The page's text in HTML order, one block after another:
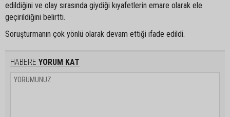
edildiğini ve olay sırasında giydiği kıyafetlerin emare olarak ele
geçirildiğini belirtti.
Soruşturmanın çok yönlü olarak devam ettiği ifade edildi.
HABERE YORUM KAT